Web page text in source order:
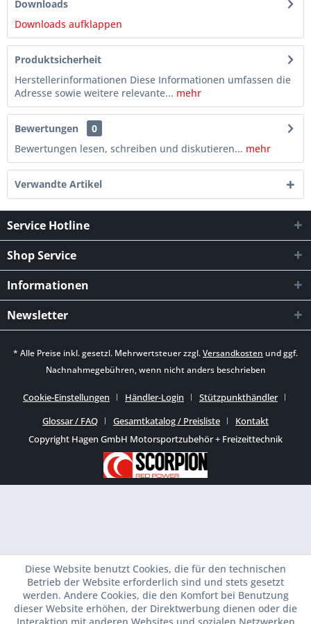
Downloads
Downloads aufklappen
Produktsicherheit
Herstellerinformationen Diese Informationen umfassen die
Adresse sowie weitere relevante... mehr
Bewertungen
0
Bewertungen lesen, schreiben und diskutieren... mehr
Verwandte Artikel
Service Hotline
Shop Service
Informationen
Newsletter
* Alle Preise inkl. gesetzl. Mehrwertsteuer zzgl.Versandkosten und ggf.
Nachnahmegebühren, wenn nicht anders beschrieben
Cookie-Einstellungen Händler-Login
Stützpunkthändler
Glossar / FAQ
Gesamtkatalog / Preisliste
Kontakt
Copyright Hagen GmbH Motorsportzubehör + Freizeittechnik
Diese Website benutzt Cookies, die für den technischen
Betrieb der Website erforderlich sind und stets gesetzt
werden. Andere Cookies, die den Komfort bei Benutzung
dieser Website erhöhen, der Direktwerbung dienen oder die